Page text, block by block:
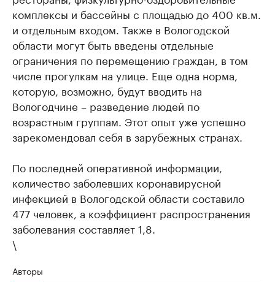
комплексы и бассейны с площадью до 400 кв.м.
и отдельным входом. Также в Вологодской
области могут быть введены отдельные
ограничения по перемещению граждан, в том
числе прогулкам на улице. Еще одна норма,
которую, возможно, будут вводить на
Вологодчине – разведение людей по
возрастным группам. Этот опыт уже успешно
зарекомендовал себя в зарубежных странах.
По последней оперативной информации,
количество заболевших коронавирусной
инфекцией в Вологодской области составило
477 человек, а коэффициент распространения
заболевания составляет 1,8.
\
Авторы